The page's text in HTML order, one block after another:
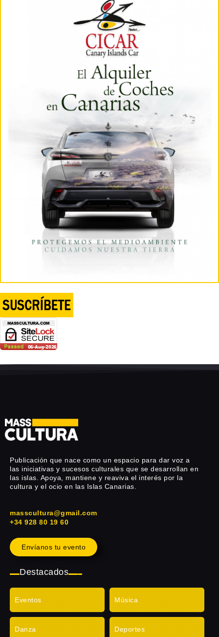
Publicación que nace como un espacio para dar voz a
las iniciativas y sucesos culturales que se desarrollan en
las islas. Apoya, mantiene y reaviva el interés por la
cultura y el ocio en las Islas Canarias.
masscultura@gmail.com
+34 928 80 19 60
Envíanos tu evento
Destacados
Eventos Música
Danza Deportes